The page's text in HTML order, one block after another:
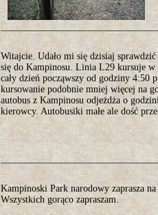
Witajcie. Udało mi się dzisiaj
się do Kampinosu. Linia L29 kursuje w
cały dzień począwszy od godziny 4:50
kursowanie podobnie mniej więcej na
autobus z Kampinosu odjeżdża o
kierowcy. Autobusiki małe ale dość
Kampinoski Park narodowy zaprasza
Wszystkich gorąco zapraszam.